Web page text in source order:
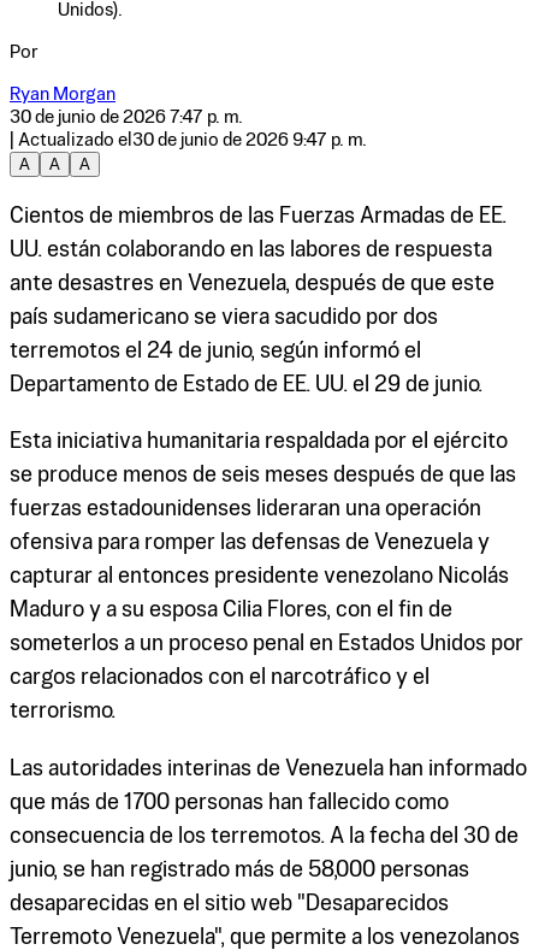
Unidos).
Por
Ryan Morgan
30 de junio de 2026 7:47 p. m.
| Actualizado el 30 de junio de 2026 9:47 p. m.
A
A A
Cientos de miembros de las Fuerzas Armadas de EE.
UU. están colaborando en las labores de respuesta
ante desastres en Venezuela, después de que este
país sudamericano se viera sacudido por dos
terremotos el 24 de junio, según informó el
Departamento de Estado de EE. UU. el 29 de junio.
Esta iniciativa humanitaria respaldada por el ejército
se produce menos de seis meses después de que las
fuerzas estadounidenses lideraran una operación
ofensiva para romper las defensas de Venezuela y
capturar al entonces presidente venezolano Nicolás
Maduro y a su esposa Cilia Flores, con el fin de
someterlos a un proceso penal en Estados Unidos por
cargos relacionados con el narcotráfico y el
terrorismo.
Las autoridades interinas de Venezuela han informado
que más de 1700 personas han fallecido como
consecuencia de los terremotos. A la fecha del 30 de
junio, se han registrado más de 58,000 personas
desaparecidas en el sitio web "Desaparecidos
Terremoto Venezuela", que permite a los venezolanos